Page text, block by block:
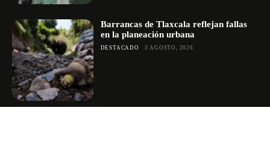
Barrancas de Tlaxcala reflejan fallas
en la planeación urbana
DESTACADO 3 AGOSTO, 2026